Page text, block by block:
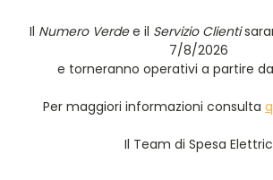
Il Numero Verdee il Servizio Clienti
7/8/2026
e torneranno operativi a partire
Per maggiori informazioni consulta
Il Team di Spesa